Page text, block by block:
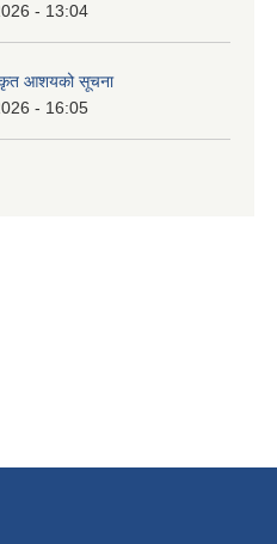
- 13:04
आशयको सूचना
- 16:05